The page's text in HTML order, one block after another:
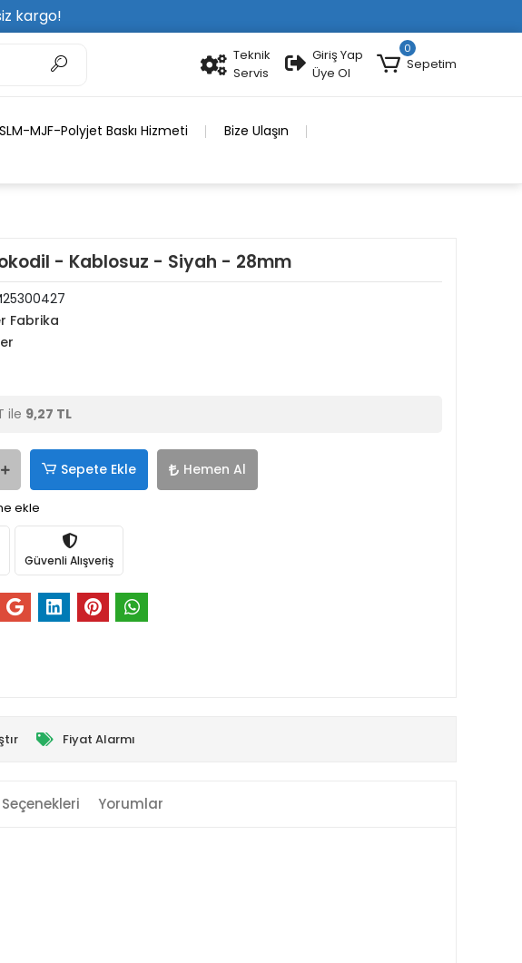
kargo!
Teknik
Servis
Giriş Yap
Üye Ol
0
Sepetim
MJF-Polyjet Baskı Hizmeti Bize Ulaşın
- Kablosuz - Siyah - 28mm
Fabrika
ile 9,27 TL
Sepete Ekle Hemen Al
ekle
Güvenli Alışveriş
Fiyat Alarmı
Yorumlar